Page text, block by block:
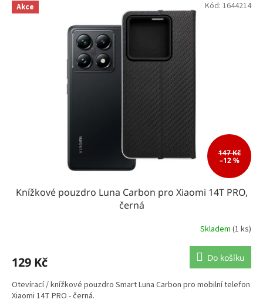
Akce
147 Kč
–12 %
Knížkové pouzdro Luna Carbon pro Xiaomi 14T PRO,
černá
Skladem (1 ks)
129 Kč Do košíku
Otevírací / knížkové pouzdro Smart Luna Carbon pro mobilní telefon
Xiaomi 14T PRO - černá.
Kód: 1644214